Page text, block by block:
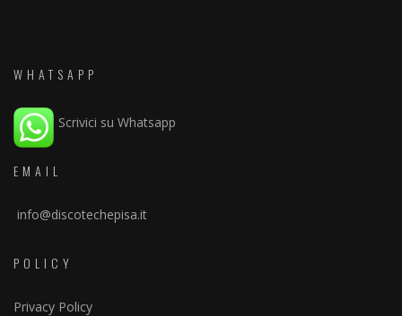
WHATSAPP
Scrivici su Whatsapp
EMAIL
info@discotechepisa.it
POLICY
Privacy Policy